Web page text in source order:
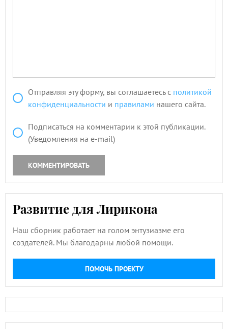
Отправляя эту форму, вы соглашаетесь с политикой
конфиденциальности и правилами нашего сайта.
Подписаться на комментарии к этой публикации.
(Уведомления на e-mail)
КОММЕНТИРОВАТЬ
Развитие для Лирикона
Наш сборник работает на голом энтузиазме его
создателей. Мы благодарны любой помощи.
ПОМОЧЬ ПРОЕКТУ